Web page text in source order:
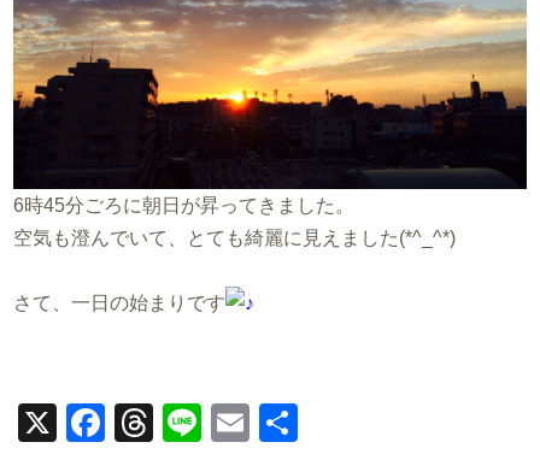
6時45分ごろに朝日が昇ってきました。
空気も澄んでいて、とても綺麗に見えました(*^_^*)
さて、一日の始まりです
X Facebook
Threads
LineEmail